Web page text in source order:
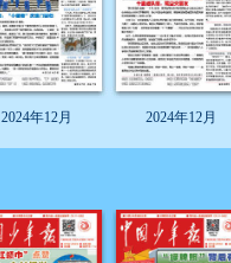
2024年12月 2024年12月